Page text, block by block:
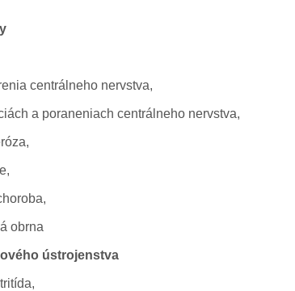
centrálneho nervstva,
a poraneniach centrálneho nervstva,
obrna
ústrojenstva